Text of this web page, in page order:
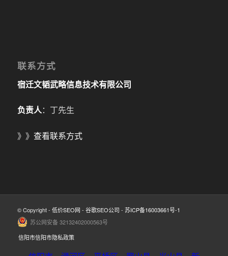
联系方式
宿迁文韬武略信息技术有限公司
负责人：丁先生
》》 查看联系方式
© Copyright - 低价SEO网 - 谷歌SEO公司 - 苏ICP备16003661号-1
苏公网安备 32132402000563号
信阳市信阳市隐私政策